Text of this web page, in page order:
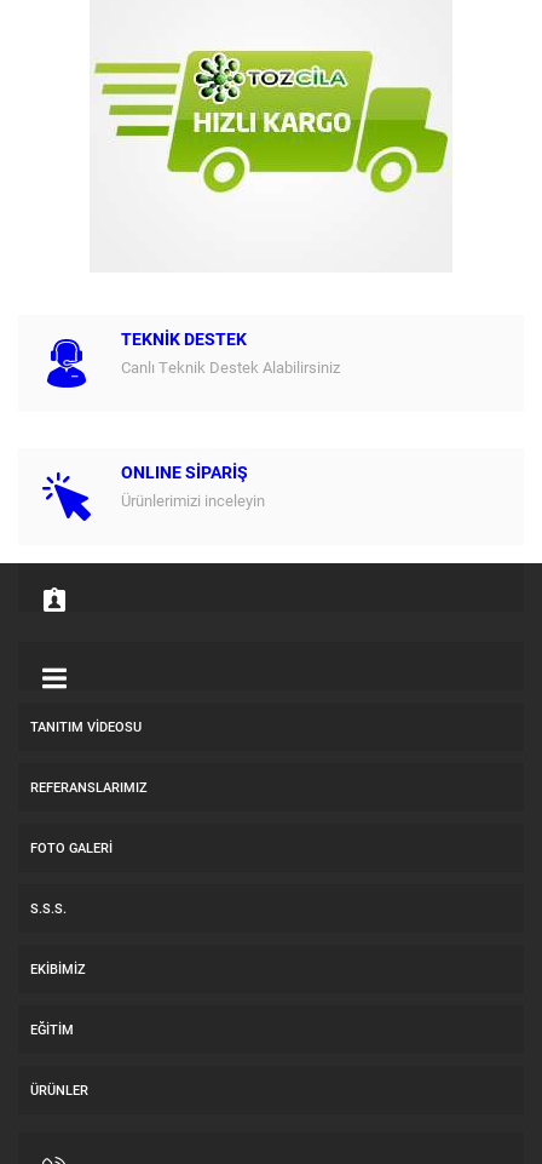
TEKNİK DESTEK
Canlı Teknik Destek Alabilirsiniz
ONLINE SİPARİŞ
Ürünlerimizi inceleyin
TANITIM VIDEOSU
REFERANSLARIMIZ
FOTO GALERI
S.S.S.
EKIBIMIZ
EĞITIM
ÜRÜNLER